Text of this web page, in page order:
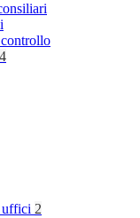
4
uffici 2